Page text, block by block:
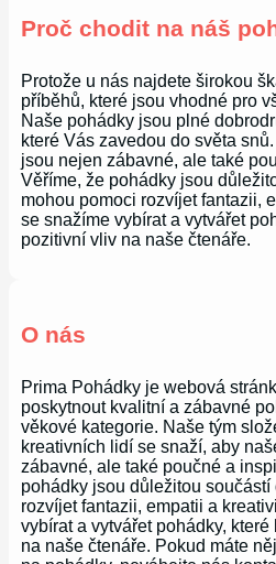
Proč chodit na náš
Protože u nás najdete širokou
příběhů, které jsou vhodné pro
Naše pohádky jsou plné
které Vás zavedou do světa
jsou nejen zábavné, ale také
Věříme, že pohádky jsou
mohou pomoci rozvíjet fantazii,
se snažíme vybírat a vytvářet
pozitivní vliv na naše čtenáře.
O nás
Prima Pohádky je webová
poskytnout kvalitní a zábavné
věkové kategorie. Naše tým
kreativních lidí se snaží, aby
zábavné, ale také poučné a
pohádky jsou důležitou
rozvíjet fantazii, empatii a
vybírat a vytvářet pohádky,
na naše čtenáře. Pokud máte